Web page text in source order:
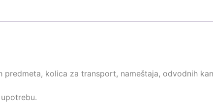
kolica za transport, nameštaja, odvodnih